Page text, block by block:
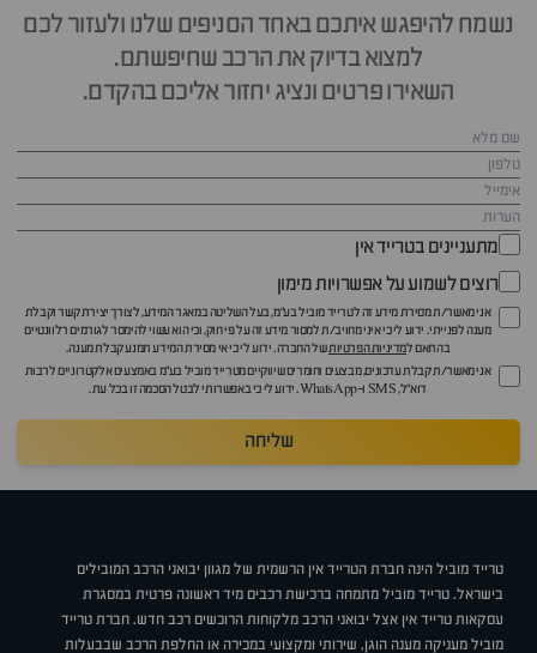
נשמח להיפגש איתכם באחד הסניפים שלנו ולעזור לכם
למצוא בדיוק את הרכב שחיפשתם.
השאירו פרטים ונציג יחזור אליכם בהקדם.
מתעניינים בטרייד אין
רוצים לשמוע על אפשרויות מימון
אני מאשר/ת מסירת מידע זה לטרייד מוביל בע"מ, בעל השליטה במאגר המידע, לצורך יצירת קשר וקבלת
מענה לפנייתי. ידוע לי כי איני מחויב/ת למסור מידע זה על פי חוק, וכי הוא עשוי להימסר לגורמים רלוונטיים
בהתאם למדיניות הפרטיותשל החברה. ידוע לי כי אי מסירת המידע תמנע קבלת מענה.
אני מאשר/ת קבלת עדכונים, מבצעים וחומרים שיווקיים מטרייד מוביל בע"מ באמצעים אלקטרוניים לרבות
דוא״ל, SMS ו-WhatsApp. ידוע לי כי באפשרותי לבטל הסכמה זו בכל עת.
שליחה
טרייד מוביל הינה חברת הטרייד אין הרשמית של מגוון יבואני הרכב המובילים
בישראל. טרייד מוביל מתמחה ברכישת רכבים מיד ראשונה פרטית במסגרת
עסקאות טרייד אין אצל יבואני הרכב מלקוחות הרוכשים רכב חדש. חברת טרייד
מוביל מעניקה מענה הוגן, שירותי ומקצועי במכירה או החלפת הרכב שבבעלות